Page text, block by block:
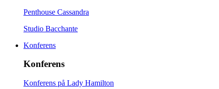
Penthouse Cassandra
Studio Bacchante
Konferens
Konferens
Konferens på Lady Hamilton